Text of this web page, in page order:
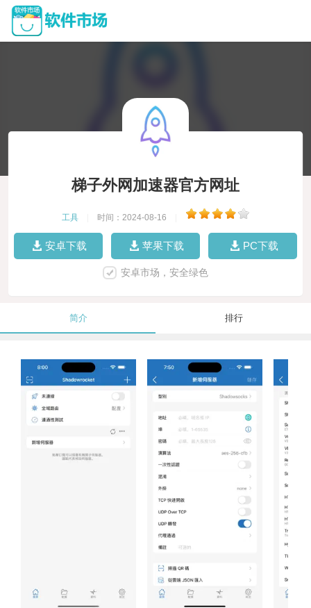
梯子外网加速器官方网址
工具 时间：2024-08-16
安卓下载 苹果下载 PC下载
安卓市场，安全绿色
简介 排行